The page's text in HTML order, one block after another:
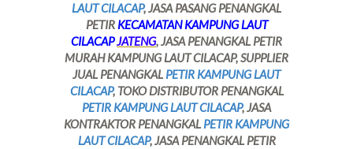
LAUT CILACAP, JASA PASANG PENANGKAL
PETIR KECAMATAN KAMPUNG LAUT
CILACAPJATENG, JASA PENANGKAL PETIR
MURAH KAMPUNG LAUT CILACAP, SUPPLIER
JUAL PENANGKAL PETIR KAMPUNG LAUT
CILACAP, TOKO DISTRIBUTOR PENANGKAL
PETIR KAMPUNG LAUT CILACAP, JASA
KONTRAKTOR PENANGKAL PETIR KAMPUNG
LAUT CILACAP, JASA PENANGKAL PETIR